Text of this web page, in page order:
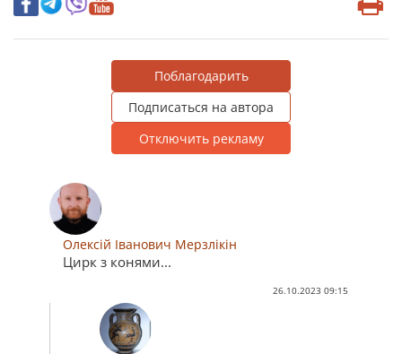
Поблагодарить
Подписаться на автора
Отключить рекламу
Олексій Іванович Мерзлікін
Цирк з конями...
26.10.2023 09:15